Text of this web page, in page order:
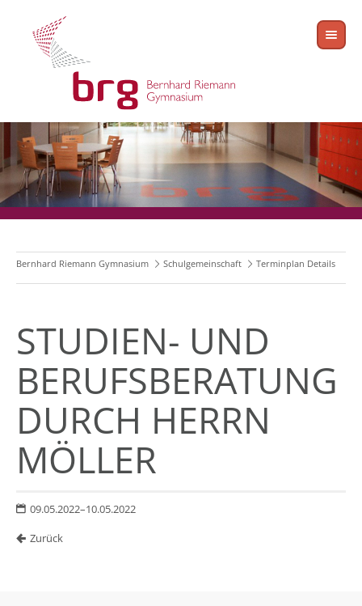
Bernhard Riemann Gymnasium Schulgemeinschaft Terminplan Details
STUDIEN- UND
BERUFSBERATUNG
DURCH HERRN
MÖLLER
09.05.2022–10.05.2022
Zurück